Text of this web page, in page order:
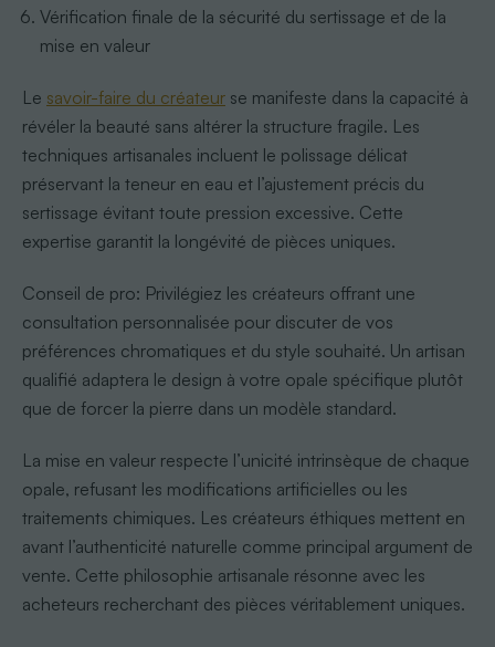
Vérification finale de la sécurité du sertissage et de la
mise en valeur
Le savoir-faire du créateurse manifeste dans la capacité à
révéler la beauté sans altérer la structure fragile. Les
techniques artisanales incluent le polissage délicat
préservant la teneur en eau et l’ajustement précis du
sertissage évitant toute pression excessive. Cette
expertise garantit la longévité de pièces uniques.
Conseil de pro: Privilégiez les créateurs offrant une
consultation personnalisée pour discuter de vos
préférences chromatiques et du style souhaité. Un artisan
qualifié adaptera le design à votre opale spécifique plutôt
que de forcer la pierre dans un modèle standard.
La mise en valeur respecte l’unicité intrinsèque de chaque
opale, refusant les modifications artificielles ou les
traitements chimiques. Les créateurs éthiques mettent en
avant l’authenticité naturelle comme principal argument de
vente. Cette philosophie artisanale résonne avec les
acheteurs recherchant des pièces véritablement uniques.